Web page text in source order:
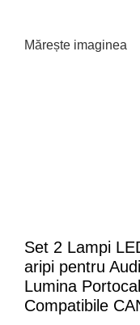
Mărește imaginea
Set 2 Lampi
aripi pentru
Lumina
Compatibile